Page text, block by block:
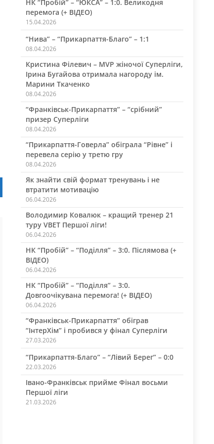
НК “Пробій” – “ЮКСА” – 1:0. Великодня
перемога (+ ВІДЕО)
15.04.2026
“Нива” – “Прикарпаття-Благо” – 1:1
08.04.2026
Кристина Філевич – MVP жіночої Суперліги,
Ірина Бугайова отримала нагороду ім.
Марини Ткаченко
08.04.2026
“Франківськ-Прикарпаття” – “срібний”
призер Суперліги
08.04.2026
“Прикарпаття-Говерла” обіграла “Рівне” і
перевела серію у третю гру
08.04.2026
Як знайти свій формат тренувань і не
втратити мотивацію
06.04.2026
Володимир Ковалюк – кращий тренер 21
туру VBET Першої ліги!
06.04.2026
НК “Пробій” – “Поділля” – 3:0. Післямова (+
ВІДЕО)
06.04.2026
НК “Пробій” – “Поділля” – 3:0.
Довгоочікувана перемога! (+ ВІДЕО)
06.04.2026
“Франківськ-Прикарпаття” обіграв
“ІнтерХім” і пробився у фінал Суперліги
27.03.2026
“Прикарпаття-Благо” – “Лівий Берег” – 0:0
22.03.2026
Івано-Франківськ прийме Фінал восьми
Першої ліги
21.03.2026